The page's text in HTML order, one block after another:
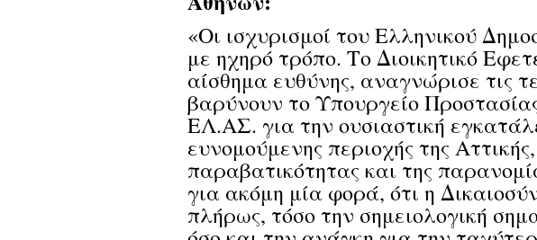
«Οι ισχυρισμοί του Ελληνικού
με ηχηρό τρόπο. Το Διοικητικό
αίσθημα ευθύνης, αναγνώρισε τις
βαρύνουν το Υπουργείο
ΕΛ.ΑΣ. για την ουσιαστική
ευνομούμενης περιοχής της
παραβατικότητας και της
για ακόμη μία φορά, ότι η
πλήρως, τόσο την σημειολογική